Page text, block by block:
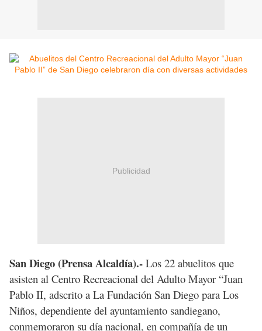
Publicidad
San Diego (Prensa Alcaldía).- Los 22 abuelitos que
asisten al Centro Recreacional del Adulto Mayor “Juan
Pablo II, adscrito a La Fundación San Diego para Los
Niños, dependiente del ayuntamiento sandiegano,
conmemoraron su día nacional, en compañía de un